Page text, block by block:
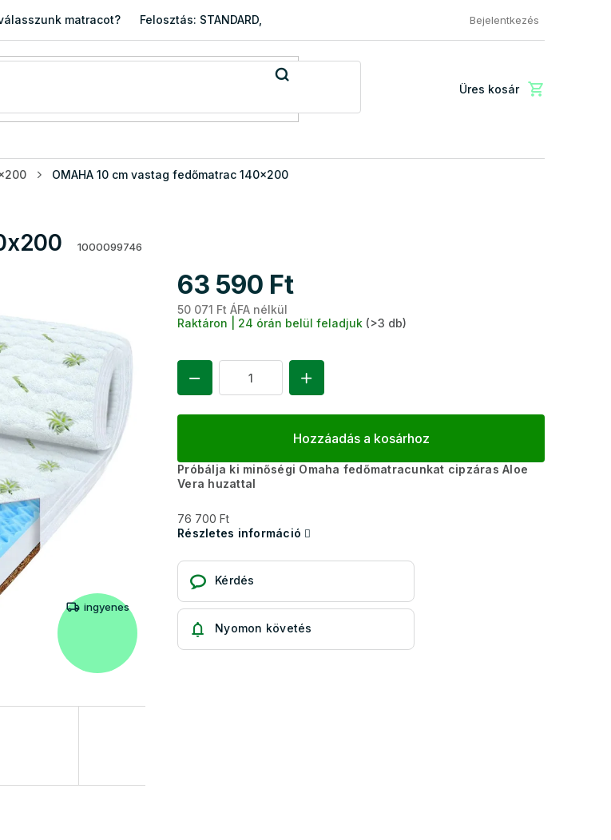
matracot? Felosztás: STANDARD, PREMIUM a EXCLUSIVE Reklamácio és áru visszaküldése
Bejelentkezés
Kosár
Üres kosár
OMAHA 10 cm vastag fedőmatrac 140x200
1000099746
ingyenes
63 590 Ft
50 071 Ft ÁFA nélkül
Raktáron | 24 órán belül feladjuk (>3 db)
Hozzáadás a kosárhoz
Próbálja ki minőségi Omaha fedőmatracunkat cipzáras Aloe
Vera huzattal
76 700 Ft
Részletes információ
Kérdés
Nyomon követés